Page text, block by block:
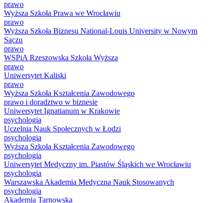
prawo
Wyższa Szkoła Prawa we Wrocławiu
prawo
Wyższa Szkoła Biznesu National-Louis University w Nowym
Sączu
prawo
WSPiA Rzeszowska Szkoła Wyższa
prawo
Uniwersytet Kaliski
prawo
Wyższa Szkoła Kształcenia Zawodowego
prawo i doradztwo w biznesie
Uniwersytet Ignatianum w Krakowie
psychologia
Uczelnia Nauk Społecznych w Łodzi
psychologia
Wyższa Szkoła Kształcenia Zawodowego
psychologia
Uniwersytet Medyczny im. Piastów Śląskich we Wrocławiu
psychologia
Warszawska Akademia Medyczna Nauk Stosowanych
psychologia
Akademia Tarnowska